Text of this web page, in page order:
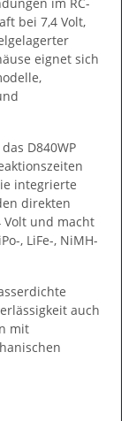
bei 7,4 Volt,
eignet sich
D840WP
integrierte
direkten
Volt und macht
, LiFe-, NiMH-
auch
mit